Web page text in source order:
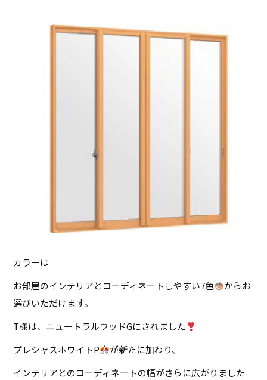
カラーは
お部屋のインテリアとコーディネートしやすい7色
からお
選びいただけます。
T様は、ニュートラルウッドGにされました
プレシャスホワイトP
が新たに加わり、
インテリアとのコーディネートの幅がさらに広がりました